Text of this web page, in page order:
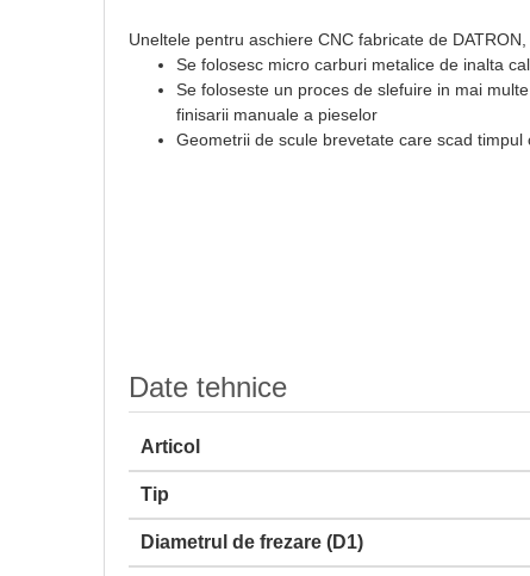
Uneltele pentru aschiere CNC fabricate de
Se folosesc micro carburi metalice de inalta
Se foloseste un proces de slefuire in mai
finisarii manuale a pieselor
Geometrii de scule brevetate care scad
Date tehnice
Articol
Tip
Diametrul de frezare (D1)